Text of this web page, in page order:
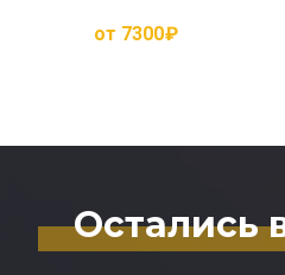
от 7300₽
Остались